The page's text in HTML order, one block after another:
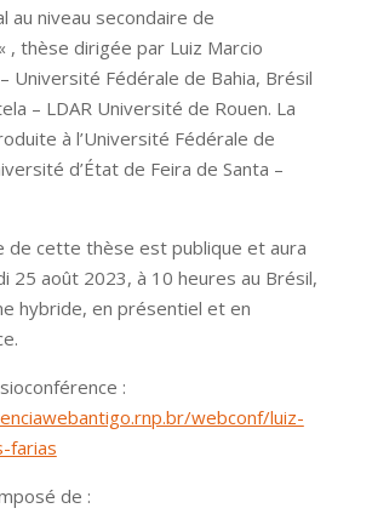
au niveau secondaire de
, thèse dirigée par Luiz Marcio
Université Fédérale de Bahia, Brésil
– LDAR Université de Rouen. La
à l’Université Fédérale de
d’État de Feira de Santa –
de cette thèse est publique et aura
25 août 2023, à 10 heures au Brésil,
hybride, en présentiel et en
:
webconf/luiz-
farias
de :